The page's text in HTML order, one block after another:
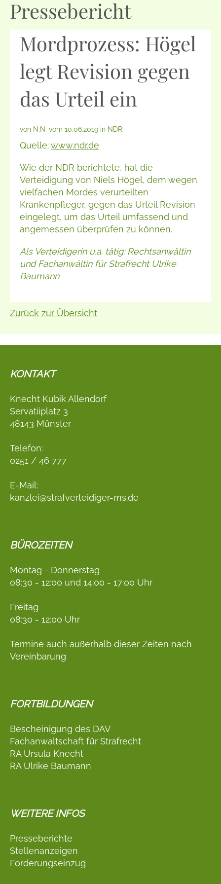
Pressebericht
Mordprozess: Högel
legt Revision gegen
das Urteil ein
von N.N. vom 10.06.2019 in NDR
Quelle:www.ndr.de
Wie der NDR berichtete, hat die
Verteidigung von Niels Högel, dem wegen
vielfachen Mordes verurteilten
Krankenpfleger, gegen das Urteil Revision
eingelegt, um das Urteil umfassend und
angemessen überprüfen zu können.
Als Verteidigerin u.a. tätig: Rechtsanwältin
und Fachanwältin für Strafrecht Ulrike
Baumann
Zurück zur Übersicht
KONTAKT
Knecht Kubik Allendorf
Servatiiplatz 3
48143 Münster
Telefon:
0251 / 46 777
E-Mail:
kanzlei@strafverteidiger-ms.de
BÜROZEITEN
Montag - Donnerstag
08:30 - 12:00 und 14:00 - 17:00 Uhr
Freitag
08:30 - 12:00 Uhr
Termine auch außerhalb dieser Zeiten nach
Vereinbarung
FORTBILDUNGEN
Bescheinigung des DAV
Fachanwaltschaft für Strafrecht
RA Ursula Knecht
RA Ulrike Baumann
WEITERE INFOS
Presseberichte
Stellenanzeigen
Forderungseinzug